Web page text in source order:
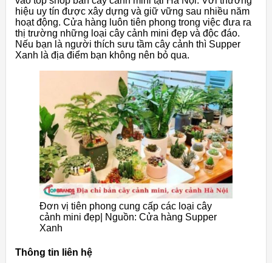
hiệu uy tín được xây dựng và giữ vững sau nhiều năm
hoạt động. Cửa hàng luôn tiên phong trong việc đưa ra
thị trường những loại cây cảnh mini đẹp và độc đáo.
Nếu bạn là người thích sưu tầm cây cảnh thì Supper
Xanh là địa điểm bạn không nên bỏ qua.
Đơn vị tiên phong cung cấp các loại cây
cảnh mini đẹp| Nguồn: Cửa hàng Supper
Xanh
Thông tin liên hệ